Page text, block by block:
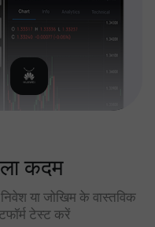
कदम
या जोखिम के वास्तविक
टेस्ट करें